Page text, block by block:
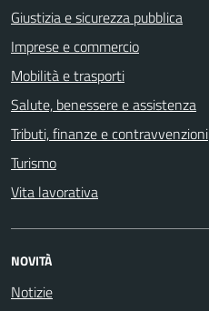
Giustizia e sicurezza pubblica
Imprese e commercio
Mobilità e trasporti
Salute, benessere e assistenza
Tributi, finanze e contravvenzioni
Turismo
Vita lavorativa
NOVITÀ
Notizie